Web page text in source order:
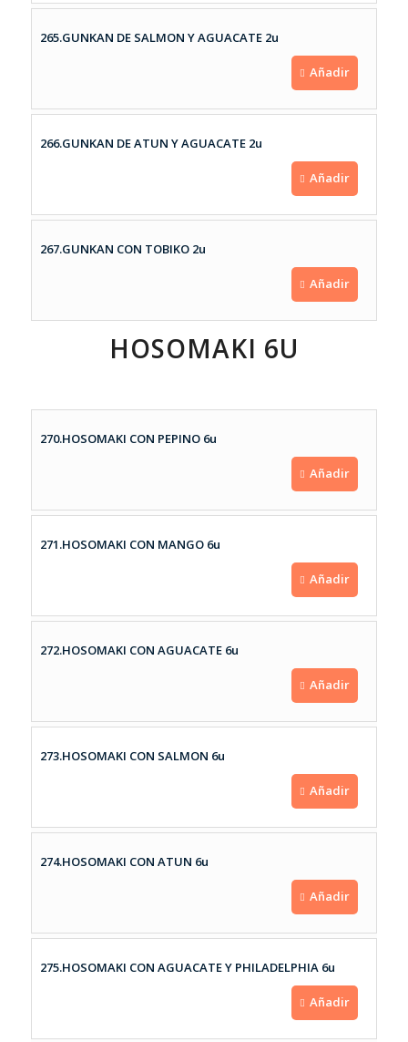
265.GUNKAN DE SALMON Y AGUACATE 2u
Añadir
266.GUNKAN DE ATUN Y AGUACATE 2u
Añadir
267.GUNKAN CON TOBIKO 2u
Añadir
HOSOMAKI 6U
270.HOSOMAKI CON PEPINO 6u
Añadir
271.HOSOMAKI CON MANGO 6u
Añadir
272.HOSOMAKI CON AGUACATE 6u
Añadir
273.HOSOMAKI CON SALMON 6u
Añadir
274.HOSOMAKI CON ATUN 6u
Añadir
275.HOSOMAKI CON AGUACATE Y PHILADELPHIA 6u
Añadir